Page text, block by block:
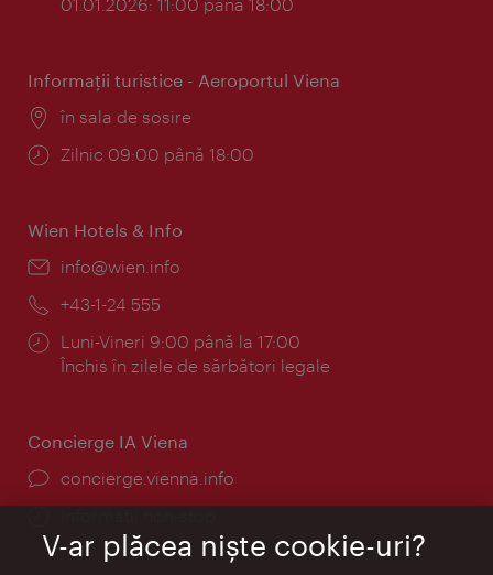
Informaţii turistice - Aeroportul Viena
Locul:
în sala de sosire
Program:
Zilnic 09:00 până 18:00
Wien Hotels & Info
E-
info@wien.info
Telefon:
+43-1-24 555
Program:
Luni-Vineri 9:00 până la 17:00
Închis în zilele de sărbători legale
Concierge IA Viena
concierge.vienna.info
V-ar plăcea nişte cookie-uri?